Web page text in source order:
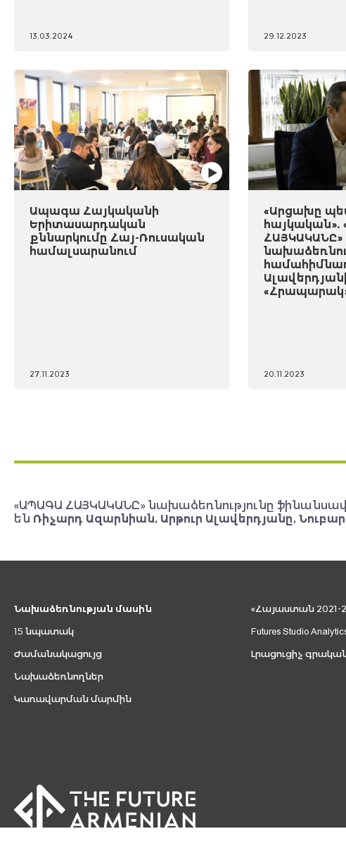
13.03.2024 29.12.2023
Ապագա Հայկականի
Երիտասարդական
քննարկումը Հայ-Ռուսական
համալսարանում
27.11.2023
«Արցախը
հայկական».
ՀԱՅԿԱԿԱՆԸ»
20.11.2023
«ԱՊԱԳԱ ՀԱՅԿԱԿԱՆԸ» նախաձեռնությունը
են Ռիչարդ Ազարնիան, Արթուր Ալավերդյանը,
Նախաձեռնության մասին
15 նպատակ
Ժամանակացույց
Նախաձեռնողներ
Կառավարման մարմին
«Հայաստան 2021-
Futures Studio
Լրացուցիչ